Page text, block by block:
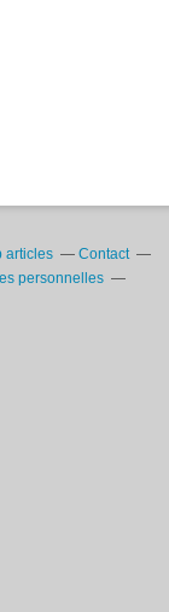
articles
Contact
personnelles